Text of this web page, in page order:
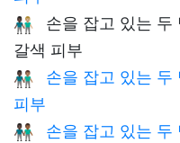
👨🏿‍🤝‍👨🏼
손을 잡고 있는
갈색 피부
👨🏿‍🤝‍👨🏽
손을 잡고 있는 두
피부
👨🏿‍🤝‍👨🏾
손을 잡고 있는